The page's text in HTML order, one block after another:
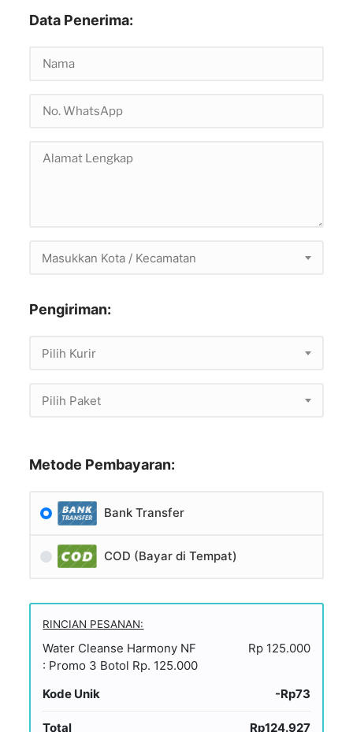
Data Penerima:
Masukkan Kota / Kecamatan
Pengiriman:
Pilih Kurir
Pilih Paket
Metode Pembayaran:
Bank Transfer
COD (Bayar di Tempat)
RINCIAN PESANAN:
Water Cleanse Harmony NF
: Promo 3 Botol Rp. 125.000
Rp 125.000
Kode Unik -Rp73
Total Rp124.927